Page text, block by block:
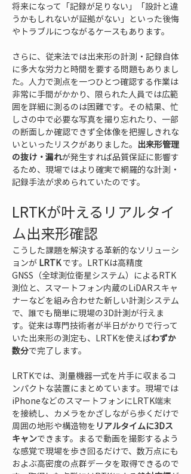
将来になって「記録が足りない」「設計と違
うかもしれないが証拠がない」といった後悔
やトラブルにつながるケースもあります。
さらに、従来法では出来形の計測・記録自体
に多大な労力と時間を要する問題もありまし
た。人力で測点を一つひとつ確認する作業は
非常に手間がかかり、限られた人員では広範
囲を詳細に測るのは困難です。その結果、忙
しさの中で必要な写真を撮り忘れたり、一部
の断面しか確認できず全体像を把握しきれな
いといったリスクがありました。 出来形管理
の抜け・漏れが発生すれば品質保証に影響す
るため、現場ではより確実で網羅的な計測・
記録手法が求められていたのです。
LRTKが叶えるリアルタイ
ム出来形確認
こうした課題を解決する革新的なソリューシ
ョンが LRTK です。LRTKは高精度
GNSS（全球測位衛星システム）によるRTK
測位と、スマートフォン内蔵のLiDARスキャ
ナーなどを組み合わせた新しい計測システム
で、誰でも簡単に現場の3D計測が行えま
す。従来は専門技術者が半日がかりで行って
いた出来形の測定も、LRTKを使えばわずか
数分で完了します。
LRTKでは、測量機器一式を片手に収まるコ
ンパクトな装置にまとめています。現場では
iPhoneなどのスマートフォンにLRTK端末
を接続し、カメラをかざしながら歩くだけで
周囲の地形や構造物を リアルタイムに3Dス
キャンできます。まるで動画を撮影するよう
な感覚で現場を歩き回るだけで、数万点にも
およぶ高密度の点群データを取得できるので